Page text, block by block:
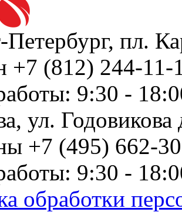
Петербург, пл.
+7 (812) 244-
9:30 -
ул.
+7 (495) 662-
9:30 -
обработки